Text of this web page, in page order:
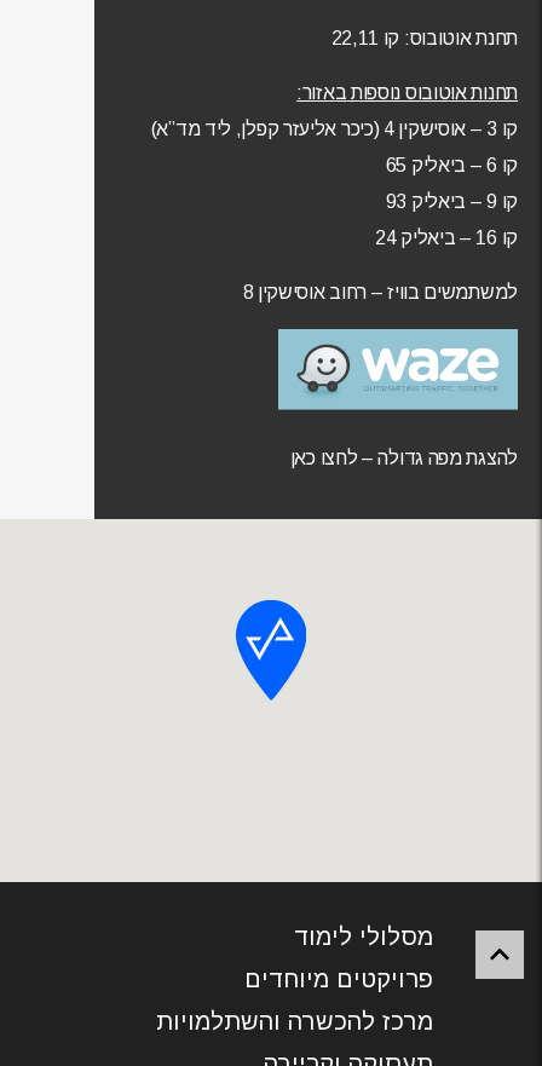
תחנת אוטובוס: קו 22,11
תחנות אוטובוס נוספות באזור:
קו 3 – אוסישקין 4 (כיכר אליעזר קפלן, ליד מד”א)
קו 6 – ביאליק 65
קו 9 – ביאליק 93
קו 16 – ביאליק 24
למשתמשים בוויז – רחוב אוסישקין 8
להצגת מפה גדולה – לחצו כאן
מסלולי לימוד
פרויקטים מיוחדים
מרכז להכשרה והשתלמויות